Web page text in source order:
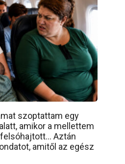
szoptattam egy
amikor a mellettem
Aztán
amitől az egész